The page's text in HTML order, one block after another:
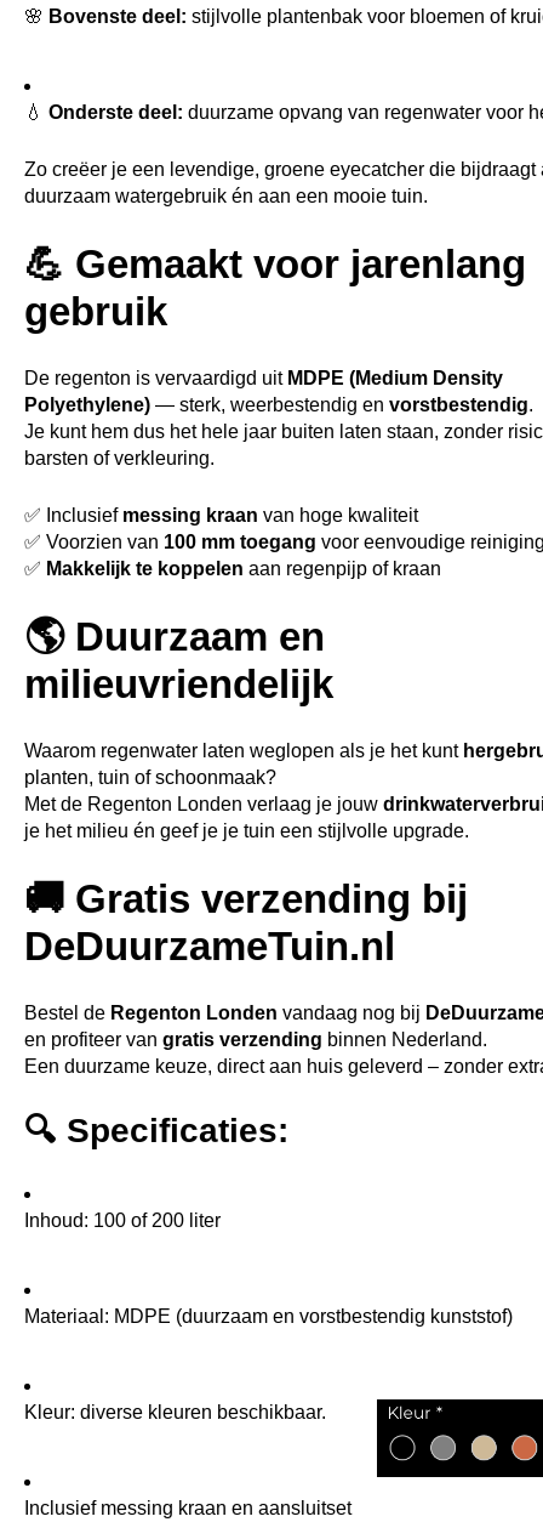
🌸 Bovenste deel: stijlvolle plantenbak voor bloemen of
💧 Onderste deel: duurzame opvang van regenwater voor
Zo creëer je een levendige, groene eyecatcher die bijdraagt
duurzaam watergebruik én aan een mooie tuin.
💪 Gemaakt voor jarenlang
gebruik
De regenton is vervaardigd uit MDPE (Medium Density
Polyethylene) — sterk, weerbestendig en vorstbestendig.
Je kunt hem dus het hele jaar buiten laten staan, zonder
barsten of verkleuring.
✅ Inclusief messing kraan van hoge kwaliteit
✅ Voorzien van 100 mm toegang voor eenvoudige
✅ Makkelijk te koppelen aan regenpijp of kraan
🌎 Duurzaam en
milieuvriendelijk
Waarom regenwater laten weglopen als je het kunt
planten, tuin of schoonmaak?
Met de Regenton Londen verlaag je jouw
je het milieu én geef je je tuin een stijlvolle upgrade.
🚚 Gratis verzending bij
DeDuurzameTuin.nl
Bestel de Regenton Londen vandaag nog bij
en profiteer van gratis verzending binnen Nederland.
Een duurzame keuze, direct aan huis geleverd – zonder
🔍 Specificaties:
Inhoud: 100 of 200 liter
Materiaal: MDPE (duurzaam en vorstbestendig kunststof)
Kleur: diverse kleuren beschikbaar.
Inclusief messing kraan en aansluitset